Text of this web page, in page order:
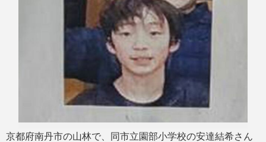
京都府南丹市の山林で、同市立園部小学校の安達結希さん